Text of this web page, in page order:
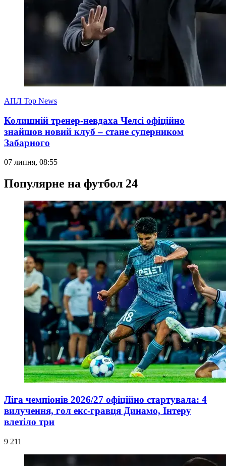
АПЛ Top News
Колишній тренер-невдаха Челсі офіційно
знайшов новий клуб – стане суперником
Забарного
07 липня, 08:55
Популярне на футбол 24
Ліга чемпіонів 2026/27 офіційно стартувала: 4
вилучення, гол екс-гравця Динамо, Інтеру
влетіло три
9 211